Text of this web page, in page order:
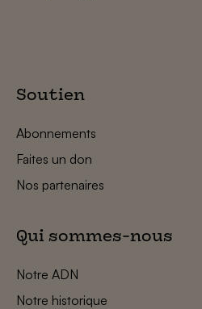
Soutien
Abonnements
Faites un don
Nos partenaires
Qui sommes-nous
Notre ADN
Notre historique